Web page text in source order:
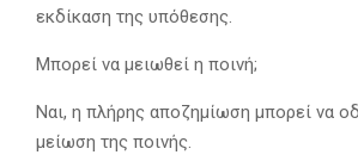
εκδίκαση της υπόθεσης.
Μπορεί να μειωθεί η ποινή;
Ναι, η πλήρης αποζημίωση μπορεί να
μείωση της ποινής.